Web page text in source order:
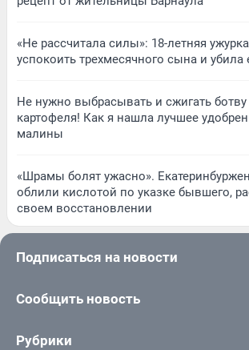
«Не рассчитала силы»: 18-летняя
успокоить трехмесячного сына и убила
Не нужно выбрасывать и сжигать
картофеля! Как я нашла лучшее
малины
«Шрамы болят ужасно».
облили кислотой по указке бывшего,
своем восстановлении
Подписаться на новости
Сообщить новость
Рубрики